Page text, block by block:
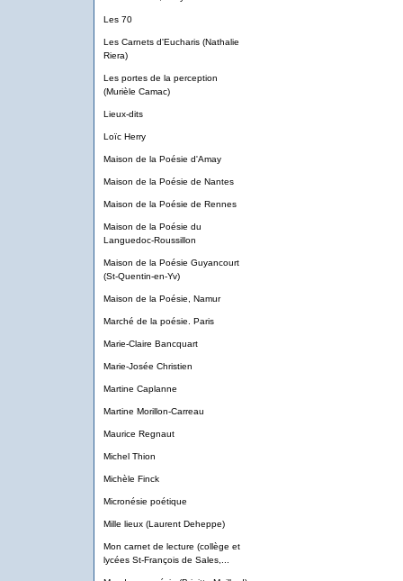
Les 70
Les Carnets d'Eucharis (Nathalie
Riera)
Les portes de la perception
(Murièle Camac)
Lieux-dits
Loïc Herry
Maison de la Poésie d'Amay
Maison de la Poésie de Nantes
Maison de la Poésie de Rennes
Maison de la Poésie du
Languedoc-Roussillon
Maison de la Poésie Guyancourt
(St-Quentin-en-Yv)
Maison de la Poésie, Namur
Marché de la poésie. Paris
Marie-Claire Bancquart
Marie-Josée Christien
Martine Caplanne
Martine Morillon-Carreau
Maurice Regnaut
Michel Thion
Michèle Finck
Micronésie poétique
Mille lieux (Laurent Deheppe)
Mon carnet de lecture (collège et
lycées St-François de Sales,...